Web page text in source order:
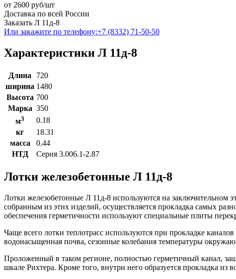
от 2600 руб/шт
Доставка по всей России
Заказать Л 11д-8
Или закажите по телефону:+7 (8332) 71-50-50
Характеристики Л 11д-8
Длина
720
ширина 1480
Высота 700
Марка 350
м3
0.18
кг
18.31
масса
0.44
НТД
Серия 3.006.1-2.87
Лотки железобетонные Л 11д-8
Лотки железобетонные Л 11д-8 используются на заключительном
собранным из этих изделий, осуществляется прокладка самых
обеспечения герметичности используют специальные плиты
Чаще всего лотки теплотрасс используются при прокладке
водонасыщенная почва, сезонные колебания температуры
Проложенный в таком регионе, полностью герметичный канал,
шкале Рихтера. Кроме того, внутри него образуется прокладка из